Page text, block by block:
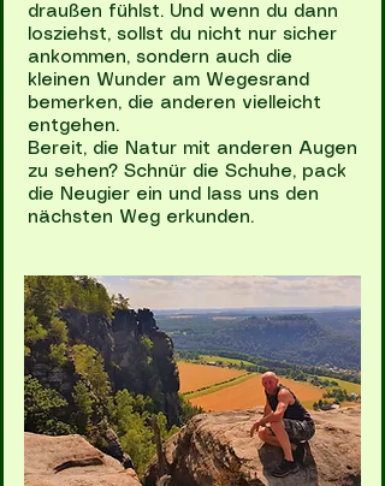
draußen fühlst. Und wenn du dann
losziehst, sollst du nicht nur sicher
ankommen, sondern auch die
kleinen Wunder am Wegesrand
bemerken, die anderen vielleicht
entgehen.
Bereit, die Natur mit anderen Augen
zu sehen? Schnür die Schuhe, pack
die Neugier ein und lass uns den
nächsten Weg erkunden.